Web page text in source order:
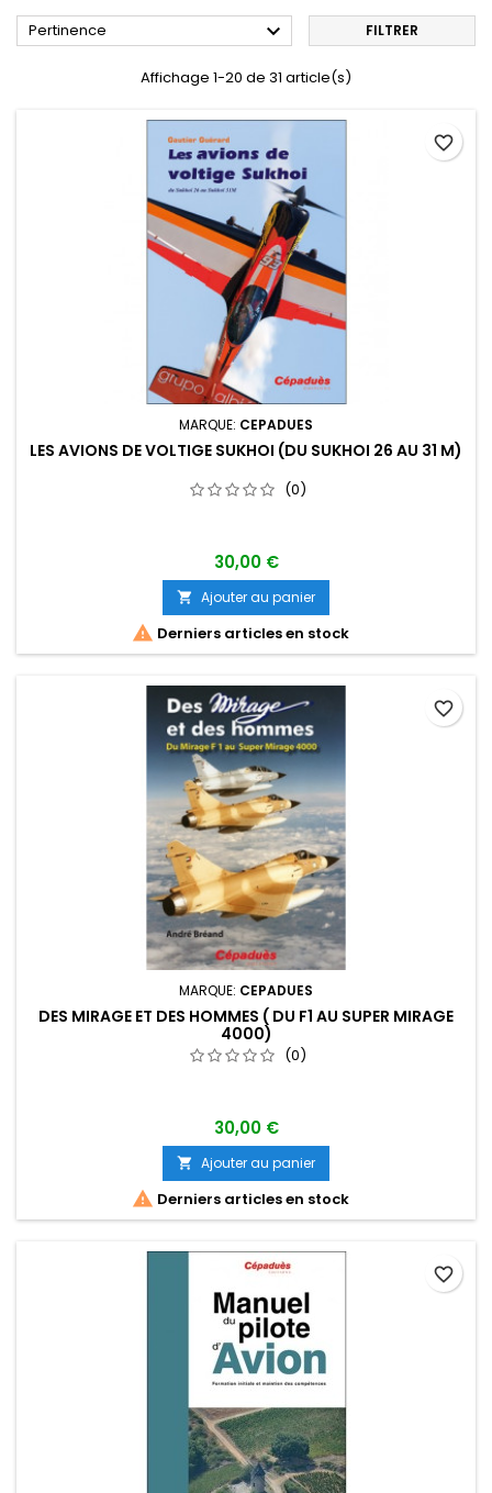
Pertinence  FILTRER
Affichage 1-20 de 31 article(s)
MARQUE: CEPADUES
LES AVIONS DE VOLTIGE SUKHOI (DU SUKHOI 26 AU 31 M)
(0)
30,00 €
 Ajouter au panier
 Derniers articles en stock
favorite_border
MARQUE: CEPADUES
DES MIRAGE ET DES HOMMES ( DU F1 AU SUPER MIRAGE
4000)
(0)
30,00 €
 Ajouter au panier
 Derniers articles en stock
favorite_border
favorite_border